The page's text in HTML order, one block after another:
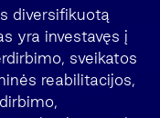
diversifikuotą
yra investavęs į
sveikatos
reabilitacijos,